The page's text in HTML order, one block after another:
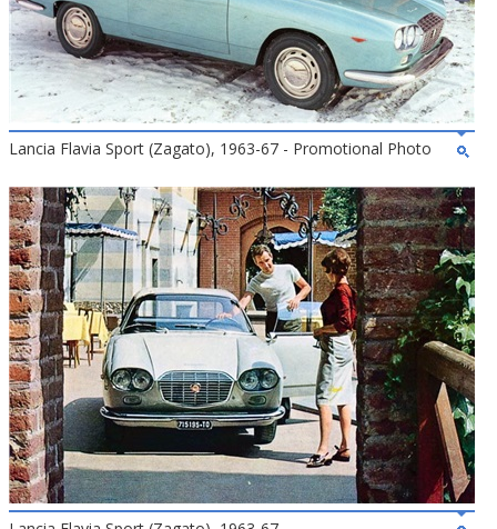
Lancia Flavia Sport (Zagato), 1963-67 - Promotional Photo